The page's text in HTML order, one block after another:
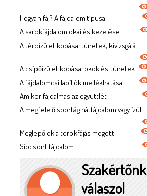
Hogyan fáj? A fájdalom típusai
A sarokfájdalom okai és kezelése
A térdízület kopása: tünetek, kivizsgálá...
A csípőízület kopása: okok és tünetek
A fájdalomcsillapítók mellékhatásai
Amikor fájdalmas az együttlét
A megfelelő sportág hátfájdalom vagy ízül...
Meglepő ok a torokfájás mögött
Sípcsont fájdalom
Szakértőnk
válaszol